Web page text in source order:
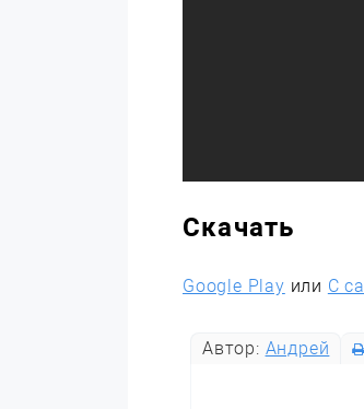
Скачать
Google Play или С
Автор: Андрей